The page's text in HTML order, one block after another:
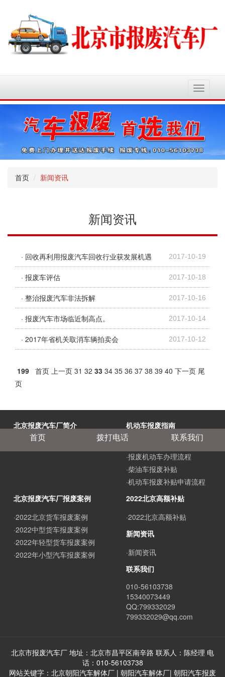
切
换
航
首页 新闻资讯
新闻资讯
· 回收再利用报废汽车回收行业获发展机遇 2017-10-19
· 报废车评估 2017-10-18
· 整治报废汽车非法拆解 2017-10-16
· 报废汽车市场临近制高点。 2017-10-14
· 2017年省机关取消车辆拍卖会 2017-10-12
199 首页 上一页 31 32 33 34 35 36 37 38 39 40 下一页 尾
页
北京报废汽车厂简介
·北京报废汽车厂简介
机动车报废指南
·小客车指标更新步骤
·报废机动车办理流程
·柴油车报废补贴
·机动车报废补贴申请流程
北京报废汽车厂报废案例
·2022北京货车报废案例
·2022中型货车报废案例
·2022年轻型货车报废案例
·2022年小型汽车报废案例
2022北京高额补贴
·2022北京高额补贴
新闻资讯
·新闻资讯
联系我们
010-56103738
15340073449
QQ:799332029
799332029@qq.com
北京市报废汽车厂 地址：北京市昌平区南辛路 联系人：陈经理 电
话：010-56103738
网站关键字：北京朝阳汽车解体厂 | 朝阳汽车解体厂| 朝阳汽车报废
首页 拨打电话 联系我们